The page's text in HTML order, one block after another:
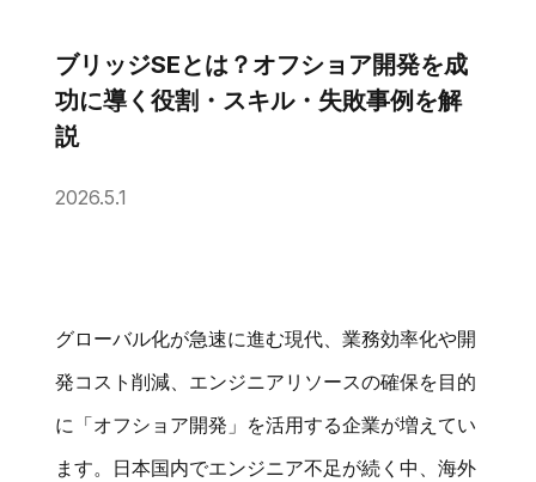
ブリッジSEとは？オフショア開発を成
功に導く役割・スキル・失敗事例を解
説
2026.5.1
グローバル化が急速に進む現代、業務効率化や開
発コスト削減、エンジニアリソースの確保を目的
に「オフショア開発」を活用する企業が増えてい
ます。日本国内でエンジニア不足が続く中、海外